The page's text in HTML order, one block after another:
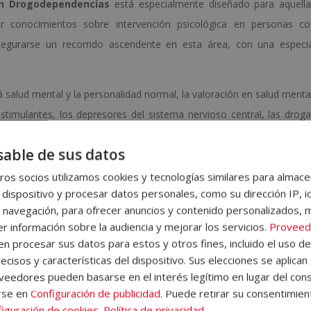
Drogodependencias está especialmente diseñado para
conocimientos sobre intervención psicológica en personas
un recorrido ascendente en esta área, con una
mental y la personalidad normal, la valoración en salud
los depresores del sistema nervioso central, las
juego patológico, los recursos de tratamiento, la prevención del
adicciones, el perito judicial, entre otros conceptos relacionados.
a encontrara ejercicios de autoevaluación que le permitirá
a un curso inicial donde encontrará información sobre
el funcionamiento del Campus Virtual, qué hacer una vez
Esneca Formación. Además, el alumno dispondrá de un
de sus datos
socios utilizamos cookies y tecnologías similares para
dispositivo y procesar datos personales, como su dirección IP,
para ofrecer anuncios y contenido personalizados,
información sobre la audiencia y mejorar los servicios.
procesar sus datos para estos y otros fines, incluido el uso
y características del dispositivo. Sus elecciones se
pueden basarse en el interés legítimo en lugar del
en Configuración de publicidad. Puede retirar su